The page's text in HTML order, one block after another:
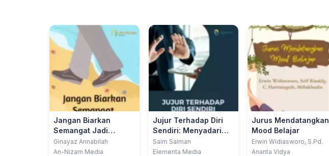
Jangan Biarkan
Semangat Jadi
Berkarat
Ginayaz Annabilah
An-Nizam Media
Jujur Terhadap Diri
Sendiri: Menyadari
Kemampuan dan
Kondisi Diri
Saim Salman
Elementa Media
Jurus Mendatangkan
Mood Belajar
Erwin Widiasworo, S.Pd.
Ananta Vidya